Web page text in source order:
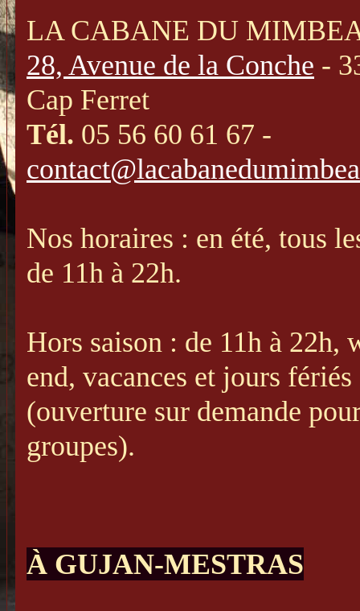
LA CABANE DU
28, Avenue de la Conche -
Cap Ferret
Tél. 05 56 60 61 67 -
Nos horaires : en été, tous
de 11h à 22h.
Hors saison : de 11h à 22h,
end, vacances et jours fériés
(ouverture sur demande
groupes).
À GUJAN-MESTRAS